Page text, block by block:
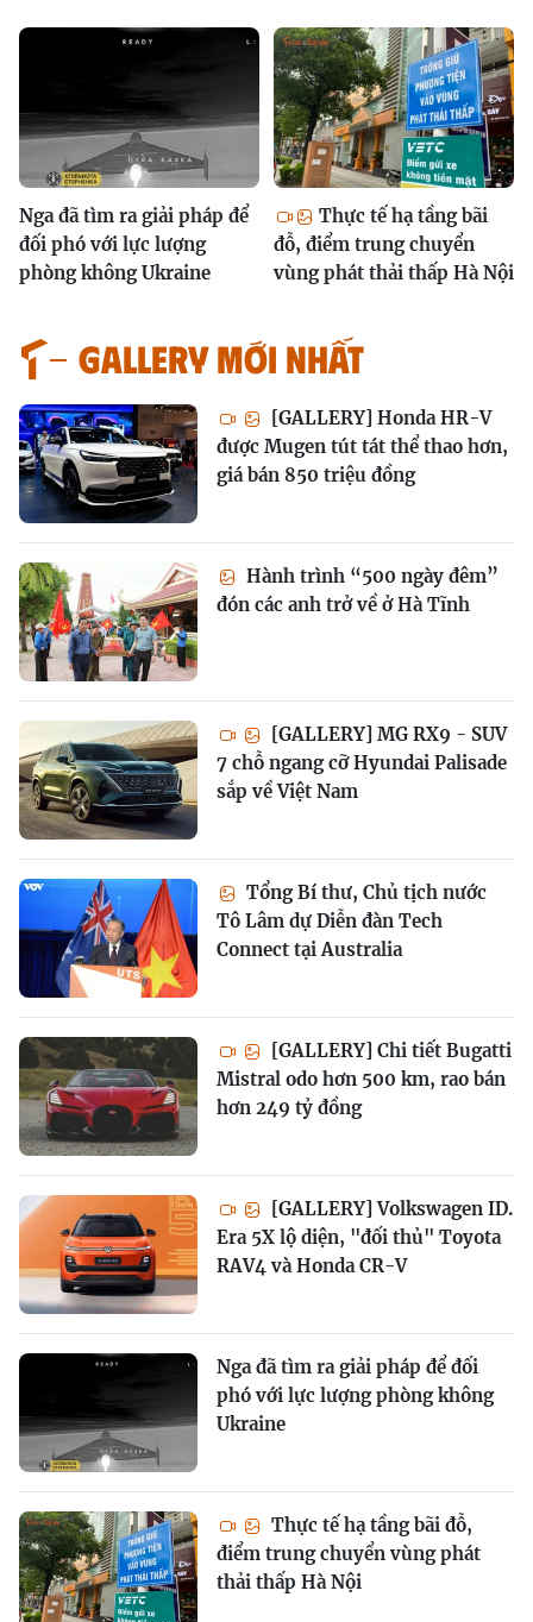
Nga đã tìm ra giải pháp để
đối phó với lực lượng
phòng không Ukraine
Thực tế hạ tầng bãi
đỗ, điểm trung chuyển
vùng phát thải thấp Hà Nội
GALLERY MỚI NHẤT
[GALLERY] Honda HR-V
được Mugen tút tát thể thao hơn,
giá bán 850 triệu đồng
Hành trình “500 ngày đêm”
đón các anh trở về ở Hà Tĩnh
[GALLERY] MG RX9 - SUV
7 chỗ ngang cỡ Hyundai Palisade
sắp về Việt Nam
Tổng Bí thư, Chủ tịch nước
Tô Lâm dự Diễn đàn Tech
Connect tại Australia
[GALLERY] Chi tiết Bugatti
Mistral odo hơn 500 km, rao bán
hơn 249 tỷ đồng
[GALLERY] Volkswagen ID.
Era 5X lộ diện, "đối thủ" Toyota
RAV4 và Honda CR-V
Nga đã tìm ra giải pháp để đối
phó với lực lượng phòng không
Ukraine
Thực tế hạ tầng bãi đỗ,
điểm trung chuyển vùng phát
thải thấp Hà Nội